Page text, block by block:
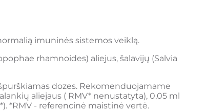
imuninės sistemos veiklą.
rhamnoides) aliejus, šalavijų (Salvia
dozes. Rekomenduojamame
aliejaus ( RMV* nenustatyta), 0,05 ml
*RMV - referencinė maistinė vertė.